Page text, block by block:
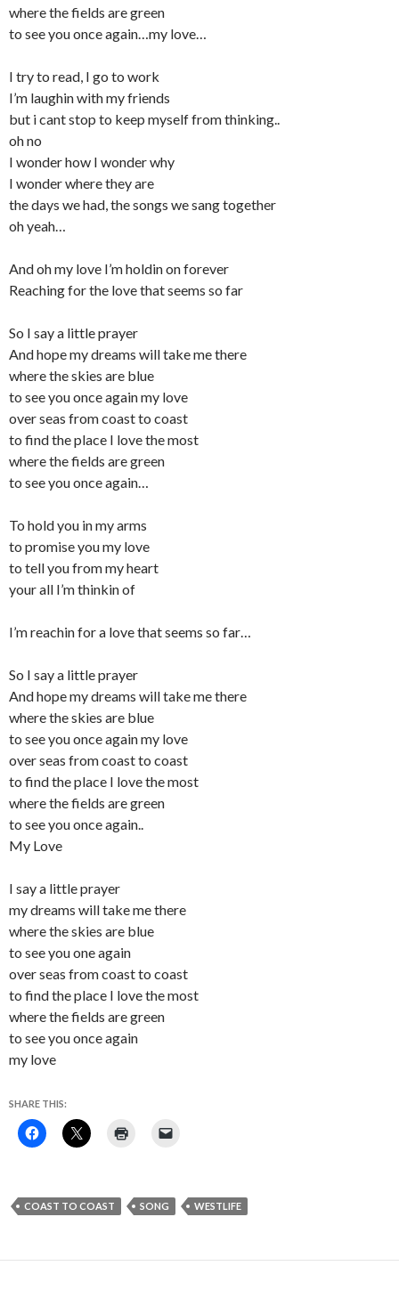
where the fields are green
to see you once again…my love…
I try to read, I go to work
I’m laughin with my friends
but i cant stop to keep myself from thinking..
oh no
I wonder how I wonder why
I wonder where they are
the days we had, the songs we sang together
oh yeah…
And oh my love I’m holdin on forever
Reaching for the love that seems so far
So I say a little prayer
And hope my dreams will take me there
where the skies are blue
to see you once again my love
over seas from coast to coast
to find the place I love the most
where the fields are green
to see you once again…
To hold you in my arms
to promise you my love
to tell you from my heart
your all I’m thinkin of
I’m reachin for a love that seems so far…
So I say a little prayer
And hope my dreams will take me there
where the skies are blue
to see you once again my love
over seas from coast to coast
to find the place I love the most
where the fields are green
to see you once again..
My Love
I say a little prayer
my dreams will take me there
where the skies are blue
to see you one again
over seas from coast to coast
to find the place I love the most
where the fields are green
to see you once again
my love
SHARE THIS:
COAST TO COAST SONG WESTLIFE